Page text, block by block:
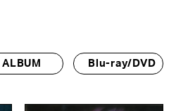
ALBUM Blu-ray/DVD